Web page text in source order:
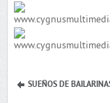
SUEÑOS DE